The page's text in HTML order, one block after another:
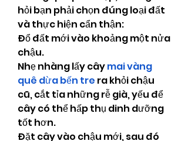
hỏi bạn phải chọn đúng loại đất
và thực hiện cẩn thận:
Đổ đất mới vào khoảng một nửa
chậu.
Nhẹ nhàng lấy cây mai vàng
quê dừa bến tre ra khỏi chậu
cũ, cắt tỉa những rễ già, yếu để
cây có thể hấp thụ dinh dưỡng
tốt hơn.
Đặt cây vào chậu mới, sau đó